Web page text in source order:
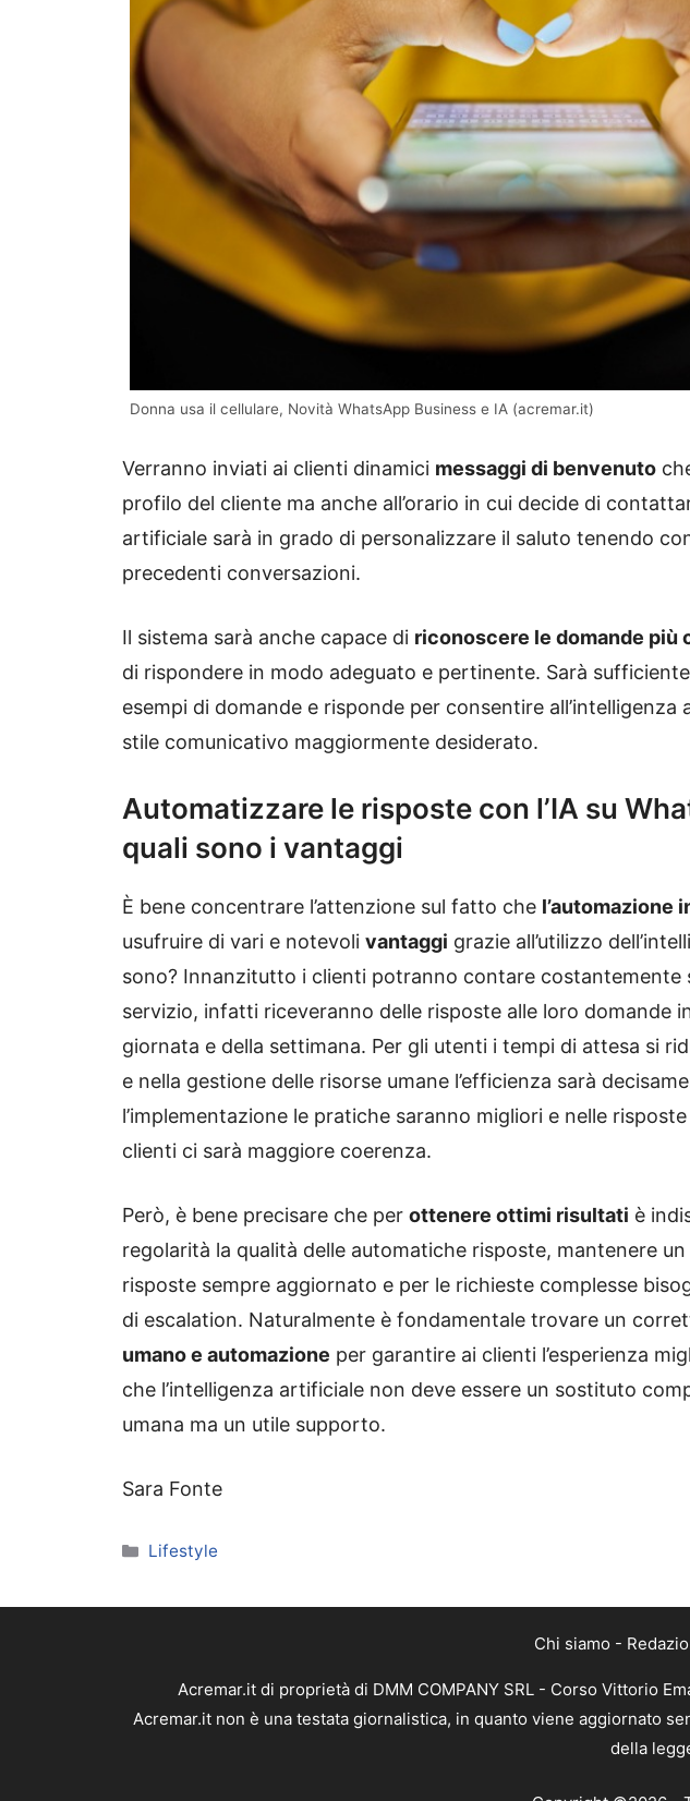
Donna usa il cellulare, Novità WhatsApp Business e IA (acremar.it)
Verranno inviati ai clienti dinamici messaggi di benvenuto
profilo del cliente ma anche all’orario in cui decide di
artificiale sarà in grado di personalizzare il saluto tenendo
precedenti conversazioni.
Il sistema sarà anche capace di riconoscere le domande più
di rispondere in modo adeguato e pertinente. Sarà
esempi di domande e risponde per consentire all’intelligenza
stile comunicativo maggiormente desiderato.
Automatizzare le risposte con l’IA su
quali sono i vantaggi
È bene concentrare l’attenzione sul fatto che l’automazione
usufruire di vari e notevoli vantaggi grazie all’utilizzo
sono? Innanzitutto i clienti potranno contare costantemente
servizio, infatti riceveranno delle risposte alle loro domande
giornata e della settimana. Per gli utenti i tempi di attesa si
e nella gestione delle risorse umane l’efficienza sarà
l’implementazione le pratiche saranno migliori e nelle
clienti ci sarà maggiore coerenza.
Però, è bene precisare che per ottenere ottimi risultati è
regolarità la qualità delle automatiche risposte, mantenere
risposte sempre aggiornato e per le richieste complesse
di escalation. Naturalmente è fondamentale trovare un
umano e automazione per garantire ai clienti l’esperienza
che l’intelligenza artificiale non deve essere un sostituto
umana ma un utile supporto.
Sara Fonte
Categorie
Lifestyle
Chi siamo -
Acremar.it di proprietà di DMM COMPANY SRL - Corso Vittorio
Acremar.it non è una testata giornalistica, in quanto viene aggiornato
della